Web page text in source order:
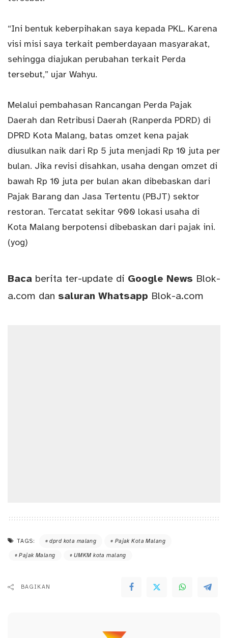
“Ini bentuk keberpihakan saya kepada PKL. Karena
visi misi saya terkait pemberdayaan masyarakat,
sehingga diajukan perubahan terkait Perda
tersebut,” ujar Wahyu.
Melalui pembahasan Rancangan Perda Pajak
Daerah dan Retribusi Daerah (Ranperda PDRD) di
DPRD Kota Malang, batas omzet kena pajak
diusulkan naik dari Rp 5 juta menjadi Rp 10 juta per
bulan. Jika revisi disahkan, usaha dengan omzet di
bawah Rp 10 juta per bulan akan dibebaskan dari
Pajak Barang dan Jasa Tertentu (PBJT) sektor
restoran. Tercatat sekitar 900 lokasi usaha di
Kota Malang berpotensi dibebaskan dari pajak ini.
(yog)
Baca berita ter-update di Google News Blok-
a.com dan saluran Whatsapp Blok-a.com
TAGS: dprd kota malang Pajak Kota Malang
Pajak Malang UMKM kota malang
BAGIKAN